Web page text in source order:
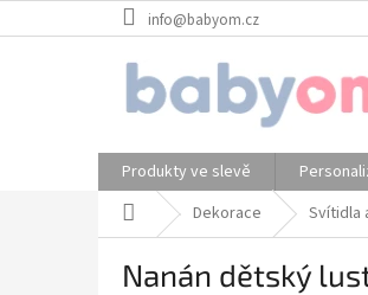
na
info@babyom.cz
Produkty ve slevě
Domů Dekorace Svítidla
Nanán dětský